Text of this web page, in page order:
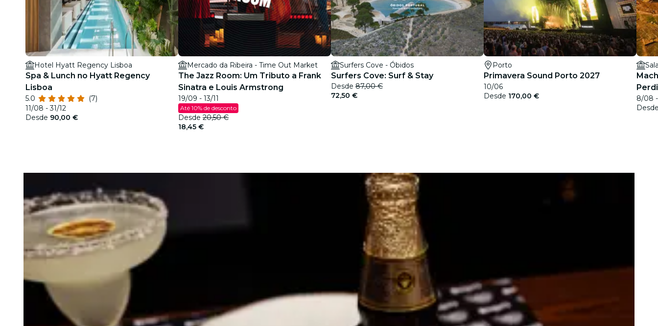
Hotel Hyatt Regency Lisboa
Spa & Lunch no Hyatt Regency
Lisboa
5.0
(7)
11/08 - 31/12
Desde 90,00 €
Mercado da Ribeira - Time Out Market
The Jazz Room: Um Tributo a Frank
Sinatra e Louis Armstrong
19/09 - 13/11
Até 10% de desconto
Desde 20,50 €
18,45 €
Surfers Cove - Óbidos
Surfers Cove: Surf & Stay
Desde 87,00 €
72,50 €
Porto
Primavera Sound Porto 2027
10/06
Desde 170,00 €
8/08 -